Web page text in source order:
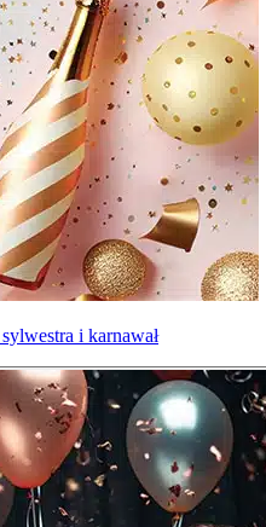
i karnawał